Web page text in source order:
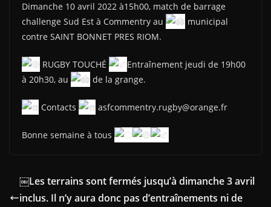
Dimanche 10 avril 2022 à15h00, match de barrage
challenge Sud Est à Commentry au
municipal
contre SAINT BONNET PRES RIOM.
RUGBY TOUCHÉ
Entraînement jeudi de 19h00
à 20h30, au
de la grange.
Contacts asfcommentry.rugby@orange.fr
Bonne semaine à tous
￼Les terrains sont fermés jusqu’à dimanche 3 avril
inclus. Il n’y aura donc pas d’entraînements ni de